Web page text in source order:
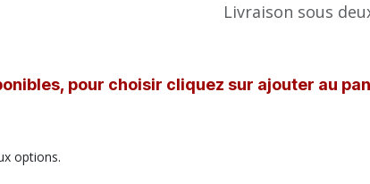
Livraison sous
pour choisir cliquez sur ajouter au
options.